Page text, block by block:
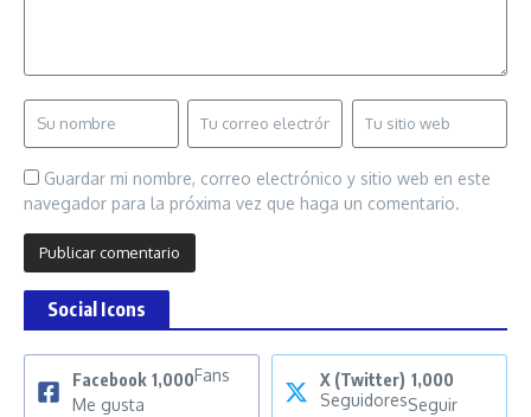
Guardar mi nombre, correo electrónico y sitio web en este
navegador para la próxima vez que haga un comentario.
Social Icons
Facebook 1,000Fans
Me gusta
X (Twitter) 1,000
SeguidoresSeguir